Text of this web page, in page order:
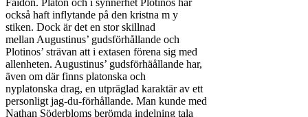
Faidon. Platon och i synnerhet Plotinos har
också haft inflytande på den kristna m y
stiken. Dock är det en stor skillnad
mellan Augustinus’ gudsförhållande och
Plotinos’ strävan att i extasen förena sig med
allenheten. Augustinus’ gudsförhäållande har,
även om där finns platonska och
nyplatonska drag, en utpräglad karaktär av ett
personligt jag-du-förhållande. Man kunde med
Nathan Söderbloms berömda indelning tala